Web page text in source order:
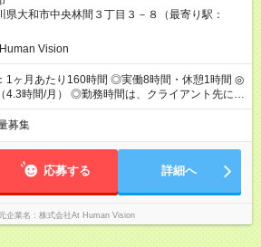
，000円） 賞与：年２回 （業績連動型） 昇
、9月) 試用期間：6ヶ月 ※上記額にはみなし残
分）が含まれた 金額になります。超過分は追加
り等級が決まります。 等級に合わせた給与設定
からでも頑張り次第で給与アップが叶います。
万円）→リーダー（⽉給26～36万円） →係⻑
与に、本採用時と異なる部分があります。 雇用
と同じです。 給与：月給 224,000円 ～ 330,000
なし残業代を含みます。※超過分は全額支給い
し残業代 24,000円 ～ 34,000円／月 みなし残業
県大和市中央林間３丁目３－８（最寄り駅：
Vision
1ヶ月あたり160時間 ◎実働8時間・休憩1時間 ◎
4.3時間/月） ◎勤務時間は、クライアント先に
。 ※＜シフト例＞ 10:00～19:00／11:00～
ます。 ※＜シフト例＞ 10:00～19:00／11:00
募集
応募する 詳細へ
企業名 株式会社At Human Vision